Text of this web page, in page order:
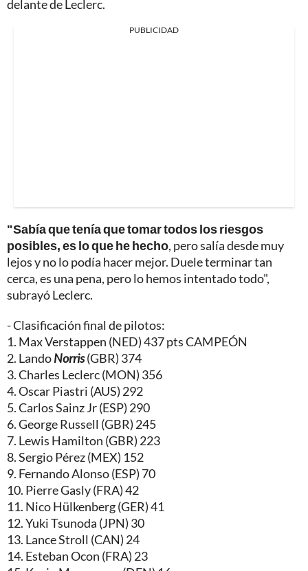
delante de Leclerc.
PUBLICIDAD
"Sabía que tenía que tomar todos los riesgos
posibles, es lo que he hecho, pero salía desde muy
lejos y no lo podía hacer mejor. Duele terminar tan
cerca, es una pena, pero lo hemos intentado todo",
subrayó Leclerc.
- Clasificación final de pilotos:
1. Max Verstappen (NED) 437 pts CAMPEÓN
2. LandoNorris(GBR) 374
3. Charles Leclerc (MON) 356
4. Oscar Piastri (AUS) 292
5. Carlos Sainz Jr (ESP) 290
6. George Russell (GBR) 245
7. Lewis Hamilton (GBR) 223
8. Sergio Pérez (MEX) 152
9. Fernando Alonso (ESP) 70
10. Pierre Gasly (FRA) 42
11. Nico Hülkenberg (GER) 41
12. Yuki Tsunoda (JPN) 30
13. Lance Stroll (CAN) 24
14. Esteban Ocon (FRA) 23